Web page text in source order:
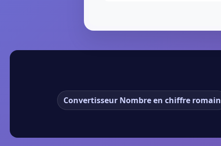
Convertisseur Nombre en chiffre romain